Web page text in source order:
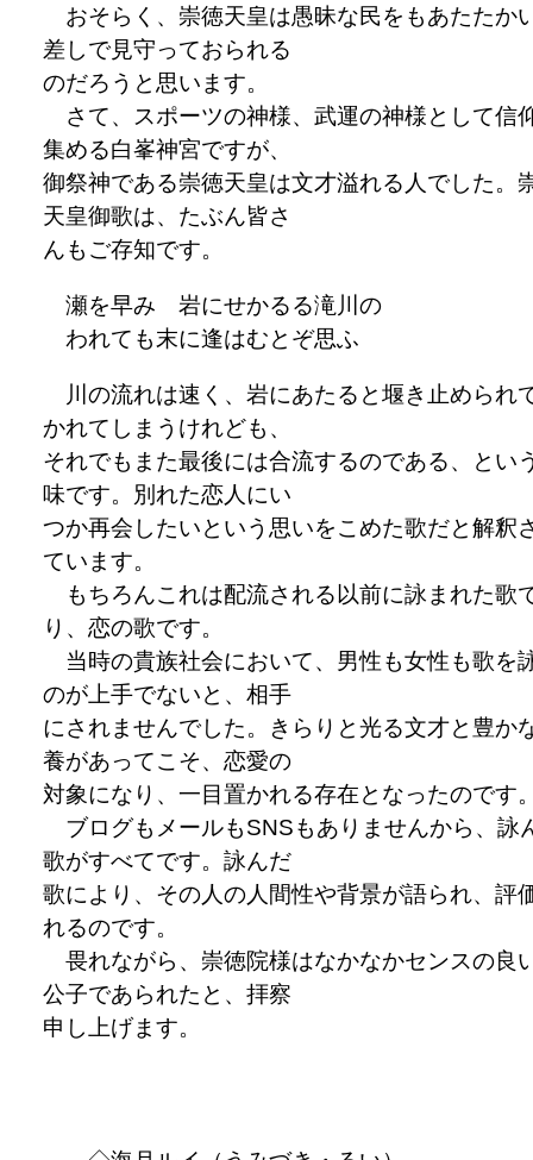
おそらく、崇徳天皇は愚昧な民をもあたたか
差しで見守っておられる
のだろうと思います。
さて、スポーツの神様、武運の神様として信
集める白峯神宮ですが、
御祭神である崇徳天皇は文才溢れる人でした。
天皇御歌は、たぶん皆さ
んもご存知です。
瀬を早み 岩にせかるる滝川の
われても末に逢はむとぞ思ふ
川の流れは速く、岩にあたると堰き止められ
かれてしまうけれども、
それでもまた最後には合流するのである、とい
味です。別れた恋人にい
つか再会したいという思いをこめた歌だと解釈
ています。
もちろんこれは配流される以前に詠まれた歌
り、恋の歌です。
当時の貴族社会において、男性も女性も歌を
のが上手でないと、相手
にされませんでした。きらりと光る文才と豊か
養があってこそ、恋愛の
対象になり、一目置かれる存在となったのです
ブログもメールもSNSもありませんから、詠
歌がすべてです。詠んだ
歌により、その人の人間性や背景が語られ、評
れるのです。
畏れながら、崇徳院様はなかなかセンスの良
公子であられたと、拝察
申し上げます。